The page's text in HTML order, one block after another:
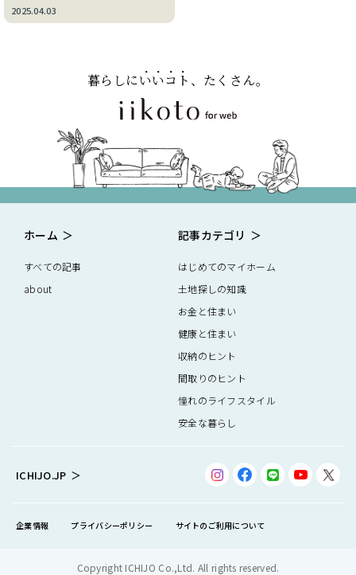
2025.04.03
暮らしにいいコト、たくさん。
ホーム
すべての記事
about
記事カテゴリ
はじめてのマイホーム
土地探しの知識
お金と住まい
健康と住まい
収納のヒント
間取りのヒント
憧れのライフスタイル
安全な暮らし
ICHIJO.JP
企業情報 プライバシーポリシー サイトのご利用について
Copyright ICHIJO Co.,Ltd. All rights reserved.